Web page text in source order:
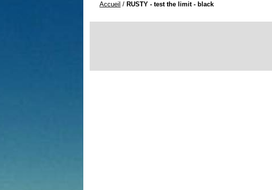
Accueil / RUSTY - test the limit - black